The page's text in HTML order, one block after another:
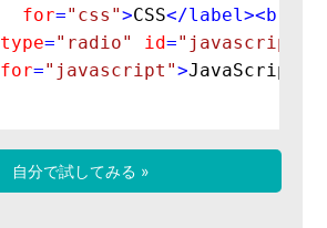
for="css">CSS</label>< br
type="radio" id="javascript"
for="javascript">JavaScript
自分で試してみる »